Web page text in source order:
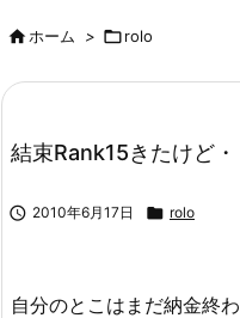
ホーム > rolo
結束Rank15きたけど・
 2010年6月17日  rolo
自分のとこはまだ納金終